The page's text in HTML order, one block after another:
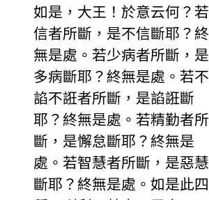
如是，大王！於意云何？若
信者所斷，是不信斷耶？終
無是處。若少病者所斷，是
多病斷耶？終無是處。若不
諂不誑者所斷，是諂誑斷
耶？終無是處。若精勤者所
斷，是懈怠斷耶？終無是
處。若智慧者所斷，是惡慧
斷耶？終無是處。如是此四